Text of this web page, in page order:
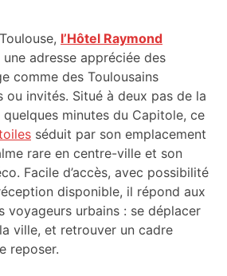
l’Hôtel Raymond
une adresse appréciée des
comme des Toulousains
ou invités. Situé à deux pas de la
minutes du Capitole, ce
séduit par son emplacement
rare en centre-ville et son
Facile d’accès, avec possibilité
disponible, il répond aux
voyageurs urbains : se déplacer
ville, et retrouver un cadre
reposer.